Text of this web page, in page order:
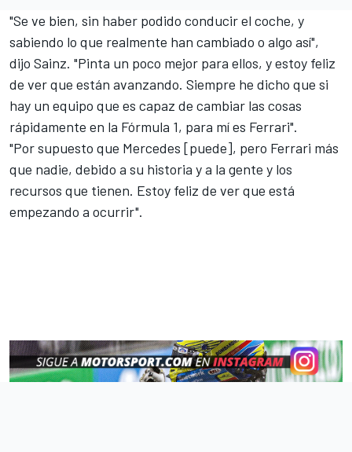
"Se ve bien, sin haber podido conducir el coche, y
sabiendo lo que realmente han cambiado o algo así",
dijo Sainz. "Pinta un poco mejor para ellos, y estoy feliz
de ver que están avanzando. Siempre he dicho que si
hay un equipo que es capaz de cambiar las cosas
rápidamente en la Fórmula 1, para mí es Ferrari".
"Por supuesto que Mercedes [puede], pero Ferrari más
que nadie, debido a su historia y a la gente y los
recursos que tienen. Estoy feliz de ver que está
empezando a ocurrir".